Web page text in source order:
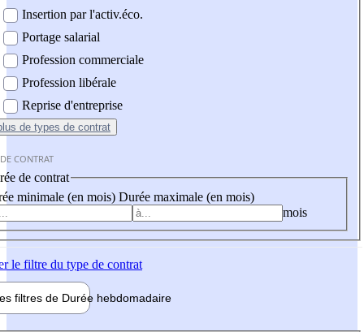
Insertion par l'activ.éco.
Portage salarial
Profession commerciale
Profession libérale
Reprise d'entreprise
de types de contrat
CONTRAT
de contrat
minimale (en mois) Durée maximale (en mois)
mois
le filtre du type de contrat
filtres de Durée hebdomadaire